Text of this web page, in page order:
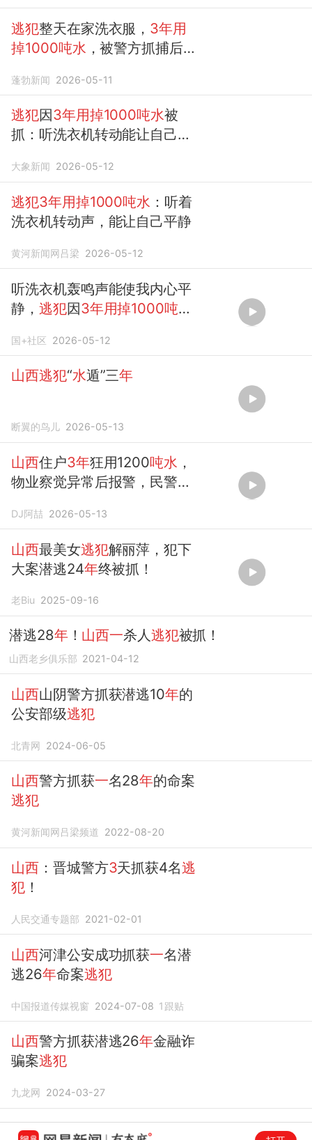
逃犯整天在家洗衣服， 3年用
掉1000吨水 ，被警方抓捕后称
蓬勃新闻 2026-05-11
逃犯因3年用掉1000吨水被
抓：听洗衣机转动能让自己平
大象新闻 2026-05-12
逃犯3年用掉1000吨水 ：听着
洗衣机转动声，能让自己平静
黄河新闻网吕梁 2026-05-12
听洗衣机轰鸣声能使我内心平
静，逃犯因3年用掉1000吨水
国+社区 2026-05-12
山西逃犯“水遁”三年
断翼的鸟儿 2026-05-13
山西住户3年狂用1200吨水 ，
物业察觉异常后报警，民警深
DJ阿喆 2026-05-13
山西最美女逃犯解丽萍，犯下
大案潜逃24年终被抓！
老Biu 2025-09-16
潜逃28年！ 山西一杀人逃犯被抓！
山西老乡俱乐部 2021-04-12
山西山阴警方抓获潜逃10年的
公安部级逃犯
北青网 2024-06-05
山西警方抓获一名28年的命案
逃犯
黄河新闻网吕梁频道 2022-08-20
山西 ：晋城警方3天抓获4名逃
犯 ！
人民交通专题部 2021-02-01
山西河津公安成功抓获一名潜
逃26年命案逃犯
中国报道传媒视窗 2024-07-08 1 跟贴
山西警方抓获潜逃26年金融诈
骗案逃犯
九龙网 2024-03-27